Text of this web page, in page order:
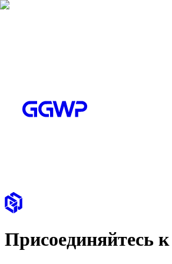
Присоединяйтесь